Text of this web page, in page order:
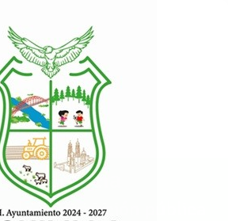
la información pública